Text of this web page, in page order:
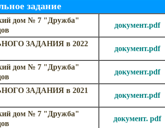
задание
дом № 7 "Дружба"
документ.pdf
ЗАДАНИЯ в 2022
документ.pdf
дом № 7 "Дружба"
документ.pdf
ЗАДАНИЯ в 2021
документ.pdf
дом № 7 "Дружба"
документ. pdf